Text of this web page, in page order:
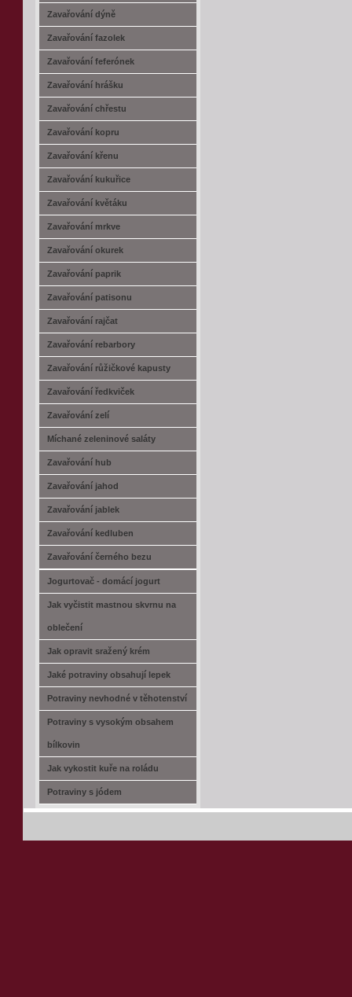
Zavařování dýně
Zavařování fazolek
Zavařování feferónek
Zavařování hrášku
Zavařování chřestu
Zavařování kopru
Zavařování křenu
Zavařování kukuřice
Zavařování květáku
Zavařování mrkve
Zavařování okurek
Zavařování paprik
Zavařování patisonu
Zavařování rajčat
Zavařování rebarbory
Zavařování růžičkové kapusty
Zavařování ředkviček
Zavařování zelí
Míchané zeleninové saláty
Zavařování hub
Zavařování jahod
Zavařování jablek
Zavařování kedluben
Zavařování černého bezu
Jogurtovač - domácí jogurt
Jak vyčistit mastnou skvrnu na
oblečení
Jak opravit sražený krém
Jaké potraviny obsahují lepek
Potraviny nevhodné v těhotenství
Potraviny s vysokým obsahem
bílkovin
Jak vykostit kuře na roládu
Potraviny s jódem